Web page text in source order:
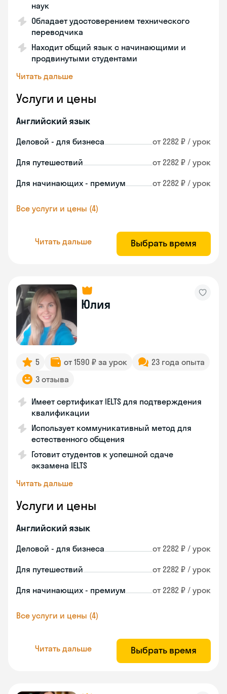
наук
Обладает удостоверением технического
переводчика
Находит общий язык с начинающими и
продвинутыми студентами
Читать дальше
Услуги и цены
Английский язык
Деловой - для бизнеса от 2282 ₽ / урок
Для путешествий от 2282 ₽ / урок
Для начинающих - премиум от 2282 ₽ / урок
Все услуги и цены (4)
Читать дальше Выбрать время
Юлия
5 от 1590 ₽ за урок
23 года опыта
3 отзыва
Имеет сертификат IELTS для подтверждения
квалификации
Использует коммуникативный метод для
естественного общения
Готовит студентов к успешной сдаче
экзамена IELTS
Читать дальше
Услуги и цены
Английский язык
Деловой - для бизнеса от 2282 ₽ / урок
Для путешествий от 2282 ₽ / урок
Для начинающих - премиум от 2282 ₽ / урок
Все услуги и цены (4)
Читать дальше Выбрать время